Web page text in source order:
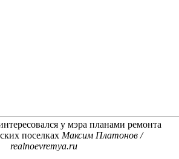
у мэра планами ремонта
поселках Максим Платонов /
realnoevremya.ru